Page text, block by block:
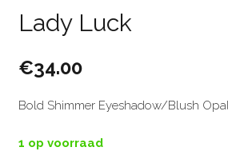
Lady Luck
€34.00
Bold Shimmer Eyeshadow/Blush
1 op voorraad